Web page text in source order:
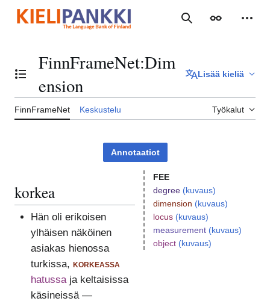
sisältöön
Haku Ulkoasu
Vaihda sisällysluettelo
FinnFrameNet:Dim
ension
Lisää kieliä
FinnFrameNet Keskustelu Työkalut
Annotaatiot
korkea
Hän oli erikoisen
ylhäisen näköinen
asiakas hienossa
turkissa, korkeassa
hatussaja keltaisissa
käsineissä —
FEE
degree (kuvaus)
dimension (kuvaus)
locus (kuvaus)
measurement (kuvaus)
object (kuvaus)